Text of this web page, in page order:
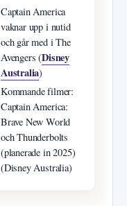
Captain America
vaknar upp i nutid
och går med i The
Avengers (Disney
Australia)
Kommande filmer:
Captain America:
Brave New World
och Thunderbolts
(planerade in 2025)
(Disney Australia)